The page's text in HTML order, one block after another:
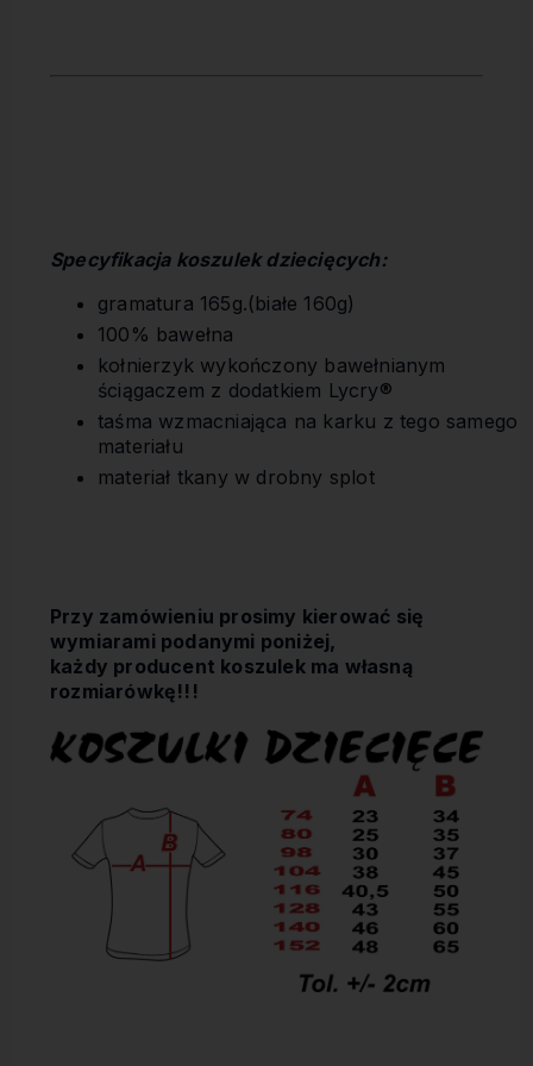
Specyfikacja koszulek dziecięcych:
gramatura 165g.(białe 160g)
100% bawełna
kołnierzyk wykończony bawełnianym
ściągaczem z dodatkiem Lycry®
taśma wzmacniająca na karku z tego samego
materiału
materiał tkany w drobny splot
Przy zamówieniu prosimy kierować się
wymiarami podanymi poniżej,
każdy producent koszulek ma własną
rozmiarówkę!!!